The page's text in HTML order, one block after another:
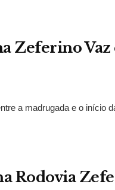
Zeferino
a madrugada e o início
Rodovia